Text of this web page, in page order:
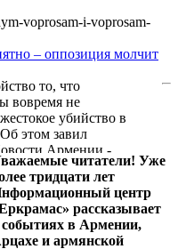
voprosam-i-voprosam-
– оппозиция молчит
то, что
вовремя не
убийство в
этом завил
Армении -
Армянского
вопросам и
Сафарян.
читатели! Уже
тридцати лет
центр
рассказывает
событиях в Армении,
и армянской